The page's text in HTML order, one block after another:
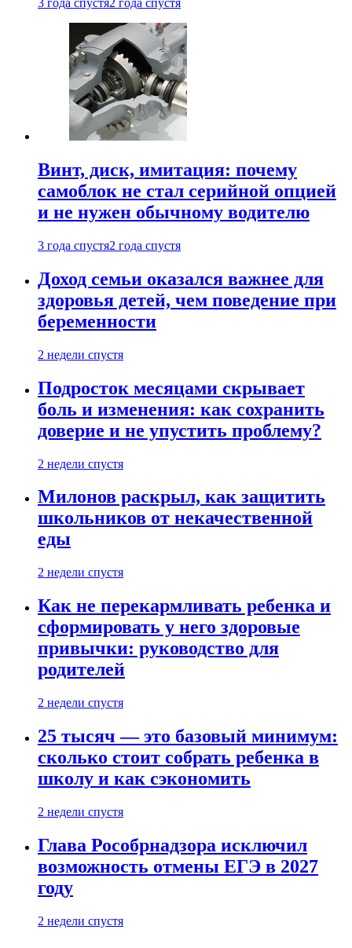
3 года спустя2 года спустя
Винт, диск, имитация: почему
самоблок не стал серийной опцией
и не нужен обычному водителю
3 года спустя2 года спустя
Доход семьи оказался важнее для
здоровья детей, чем поведение при
беременности
2 недели спустя
Подросток месяцами скрывает
боль и изменения: как сохранить
доверие и не упустить проблему?
2 недели спустя
Милонов раскрыл, как защитить
школьников от некачественной
еды
2 недели спустя
Как не перекармливать ребенка и
сформировать у него здоровые
привычки: руководство для
родителей
2 недели спустя
25 тысяч — это базовый минимум:
сколько стоит собрать ребенка в
школу и как сэкономить
2 недели спустя
Глава Рособрнадзора исключил
возможность отмены ЕГЭ в 2027
году
2 недели спустя